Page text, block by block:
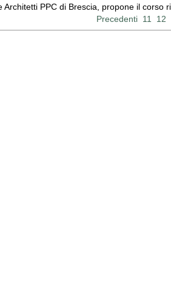
PPC di Brescia, propone il
Precedenti 11 12